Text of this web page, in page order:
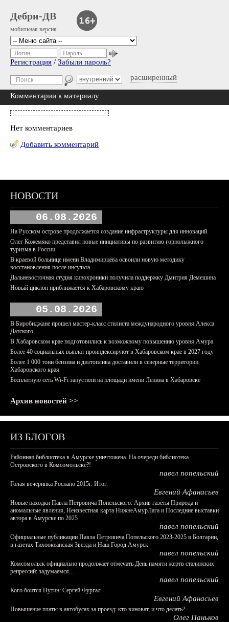
Дебри-ДВ
мобильная версия
расширенный
Логин Пароль
Регистрация / Забыли пароль?
Комментарии к материалу
Нет комментариев
Добавить комментарий
НОВОСТИ
06.08.2026
На Русском острове продолжается создание инфраструктуры для инноваций
Олег Кожемяко представил новые инициативы по развитию горнолыжного
туризма в России
В краевой больнице имени Владимирцева освоили новую методику
восстановления после инсульта
Дальневосточная студия кинохроники получила поддержку Дмитрия Демешина
Новый циклон приближается к Хабаровскому краю
05.08.2026
В Биробиджане прошел мастер-класс стилиста международного уровня Алекса
Датского
В Хабаровском крае подготовились к возможному повышению уровня Амура
Более 40 социальных выплат проиндексируют в Хабаровском крае в 2027 году
Более 1 000 тонн бензина и дизтоплива доставили в северные территории
Хабаровского края
Бесплатную сеть Wi-Fi запустили на площади имени Ленина в Хабаровске
Архив новостей >>
ИЗ БЛОГОВ
Районная библиотека в Амурске уничтожена. На очереди библиотека
Островского в Комсомольске?!
павел попельский
Голая вечеринка Роснано 2015г. Итог.
Евгений Афанасьев
Новые находки Павла Петровича Попельского: Архив газеты Природа и
аномальные явления, Неизвестная карта НижнеАмурЛага и Последние выставки
автора в Амурске по 2025
павел попельский
Официальные публикации Павла Петровича Попельского 2023-2025 в Болгарии,
в газетах Тихоокеанская Звезда и Наш Город Амурск
павел попельский
Комсомольск официально продолжает отмечать День памяти жертв сталинских
репрессий: задумаемся...
павел попельский
Кого боится Путин: Сергей Фургал
Евгений Афанасьев
Повышение платы в автобусах за проезд: кто виноват, и что делать?
Олег Паньков